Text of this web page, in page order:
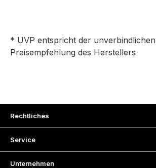
* UVP entspricht der unverbindlichen
Preisempfehlung des Herstellers
Rechtliches
Service
Unternehmen